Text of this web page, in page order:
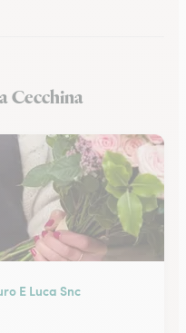
Cecchina
E Luca Snc